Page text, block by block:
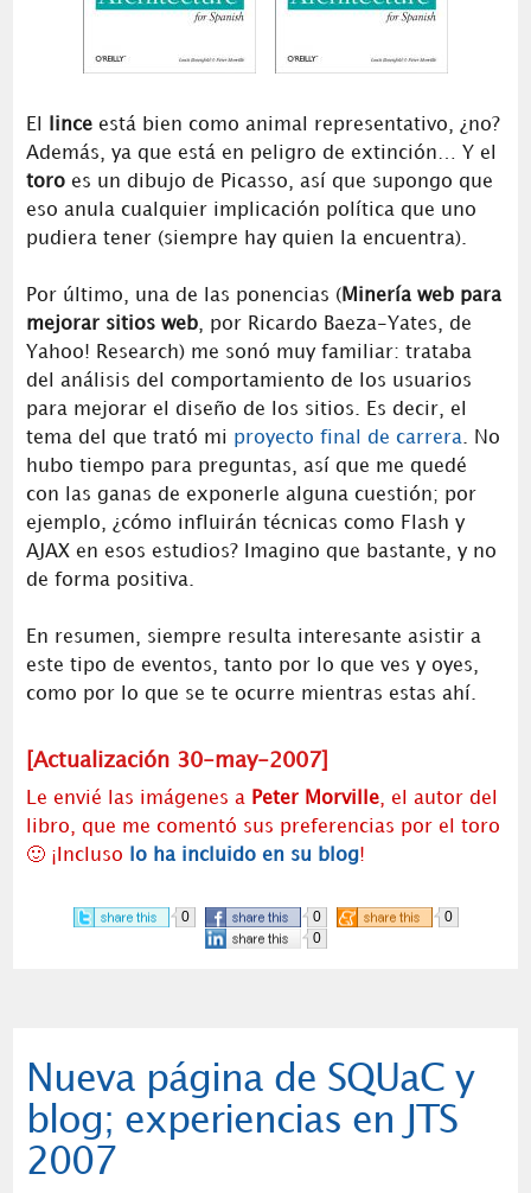
El lince está bien como animal representativo, ¿no?
Además, ya que está en peligro de extinción… Y el
toro es un dibujo de Picasso, así que supongo que
eso anula cualquier implicación política que uno
pudiera tener (siempre hay quien la encuentra).
Por último, una de las ponencias ( Minería web para
mejorar sitios web, por Ricardo Baeza-Yates, de
Yahoo! Research) me sonó muy familiar: trataba
del análisis del comportamiento de los usuarios
para mejorar el diseño de los sitios. Es decir, el
tema del que trató mi proyecto final de carrera. No
hubo tiempo para preguntas, así que me quedé
con las ganas de exponerle alguna cuestión; por
ejemplo, ¿cómo influirán técnicas como Flash y
AJAX en esos estudios? Imagino que bastante, y no
de forma positiva.
En resumen, siempre resulta interesante asistir a
este tipo de eventos, tanto por lo que ves y oyes,
como por lo que se te ocurre mientras estas ahí.
[Actualización 30-may-2007]
Le envié las imágenes a Peter Morville, el autor del
libro, que me comentó sus preferencias por el toro
🙂 ¡Incluso
lo ha incluido en su blog!
0 0
0
0
Nueva página de SQUaC y
blog; experiencias en JTS
2007